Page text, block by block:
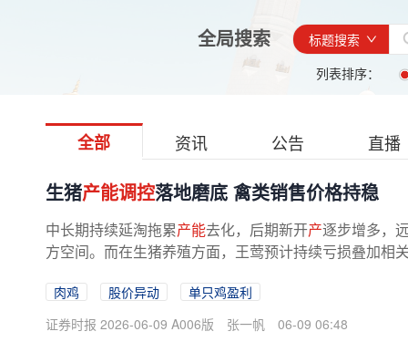
全局搜索
标题搜索
列表排序：
全部 资讯 公告 直播
生猪产能调控落地磨底 禽类销售价格持稳
中长期持续延淘拖累产能去化，后期新开产逐步增多，
方空间。而在生猪养殖方面，王莺预计持续亏损叠加相
肉鸡 股价异动
单只鸡盈利
证券时报 2026-06-09 A006版
张一帆 06-09 06:48